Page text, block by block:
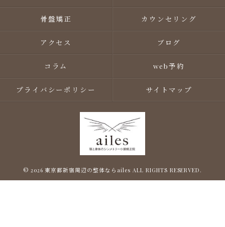
骨盤矯正 カウンセリング
アクセス ブログ
コラム web予約
プライバシーポリシー サイトマップ
© 2026 東京都新宿周辺の整体ならailes ALL RIGHTS RESERVED.